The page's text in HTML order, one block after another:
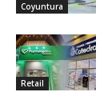
Coyuntura
Retail